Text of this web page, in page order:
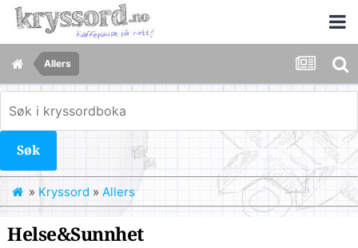
Allers
Søk
» Kryssord » Allers
Helse&Sunnhet